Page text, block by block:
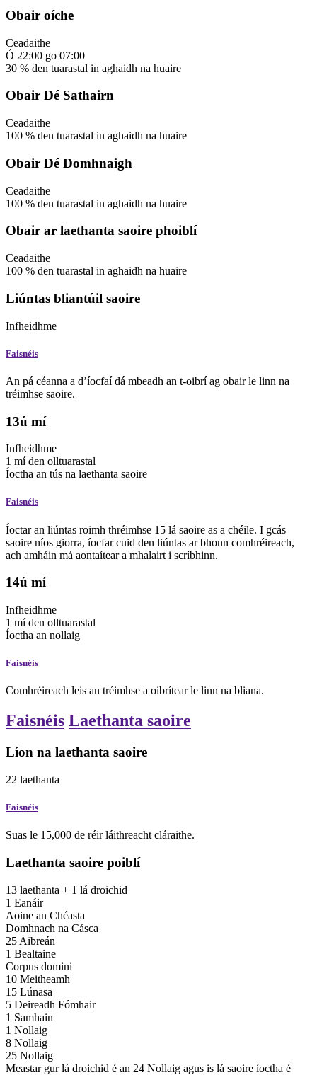
Obair oíche
Ceadaithe
Ó 22:00 go 07:00
30 % den tuarastal in aghaidh na huaire
Obair Dé Sathairn
Ceadaithe
100 % den tuarastal in aghaidh na huaire
Obair Dé Domhnaigh
Ceadaithe
100 % den tuarastal in aghaidh na huaire
Obair ar laethanta saoire phoiblí
Ceadaithe
100 % den tuarastal in aghaidh na huaire
Liúntas bliantúil saoire
Infheidhme
Faisnéis
An pá céanna a d’íocfaí dá mbeadh an t-oibrí ag obair le linn na
tréimhse saoire.
13ú mí
Infheidhme
1 míden olltuarastal
Íoctha an tús na laethanta saoire
Faisnéis
Íoctar an liúntas roimh thréimhse 15 lá saoire as a chéile. I gcás
saoire níos giorra, íocfar cuid den liúntas ar bhonn comhréireach,
ach amháin má aontaítear a mhalairt i scríbhinn.
14ú mí
Infheidhme
1 míden olltuarastal
Íoctha an nollaig
Faisnéis
Comhréireach leis an tréimhse a oibrítear le linn na bliana.
Faisnéis Laethanta saoire
Líon na laethanta saoire
22 laethanta
Faisnéis
Suas le 15,000 de réir láithreacht cláraithe.
Laethanta saoire poiblí
13 laethanta + 1 lá droichid
1 Eanáir
Aoine an Chéasta
Domhnach na Cásca
25 Aibreán
1 Bealtaine
Corpus domini
10 Meitheamh
15 Lúnasa
5 Deireadh Fómhair
1 Samhain
1 Nollaig
8 Nollaig
25 Nollaig
Meastar gur lá droichid é an 24 Nollaig agus is lá saoire íoctha é